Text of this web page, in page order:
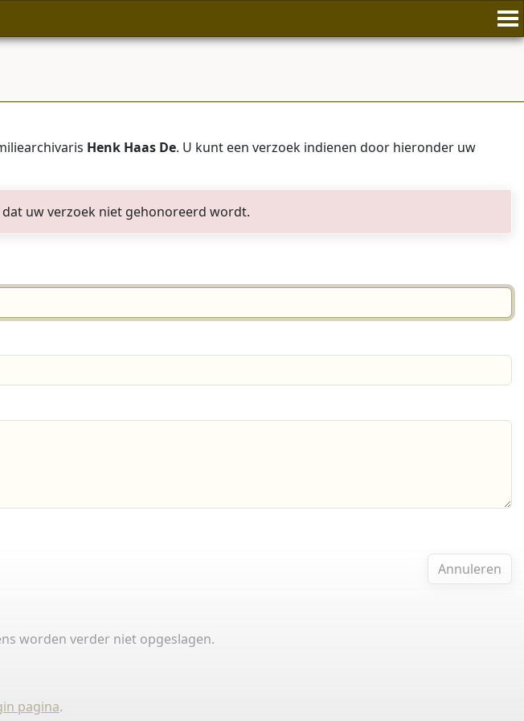
Henk Haas De. U kunt een verzoek indienen door hieronder uw
uw verzoek niet gehonoreerd wordt.
Annuleren
worden verder niet opgeslagen.
pagina.